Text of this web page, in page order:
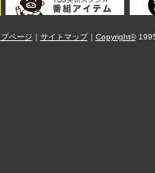
ページ ｜ サイトマップ｜ Copyright©